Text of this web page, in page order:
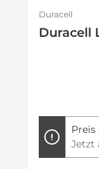
Duracell
Duracell
Preis
Jetzt